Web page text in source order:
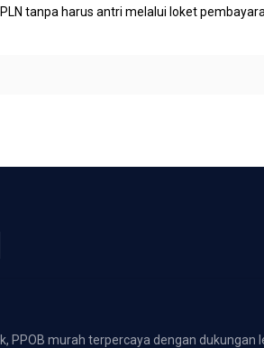
tanpa harus antri melalui loket
murah terpercaya dengan dukungan